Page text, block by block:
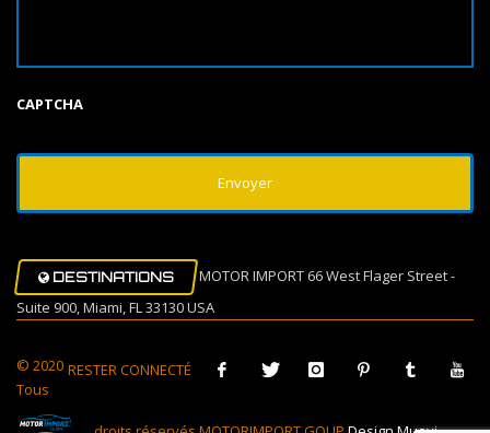
CAPTCHA
DESTINATIONS
MOTOR IMPORT 66 West Flager Street -
Suite 900, Miami, FL 33130 USA
RESTER CONNECTÉ
© 2020
Tous